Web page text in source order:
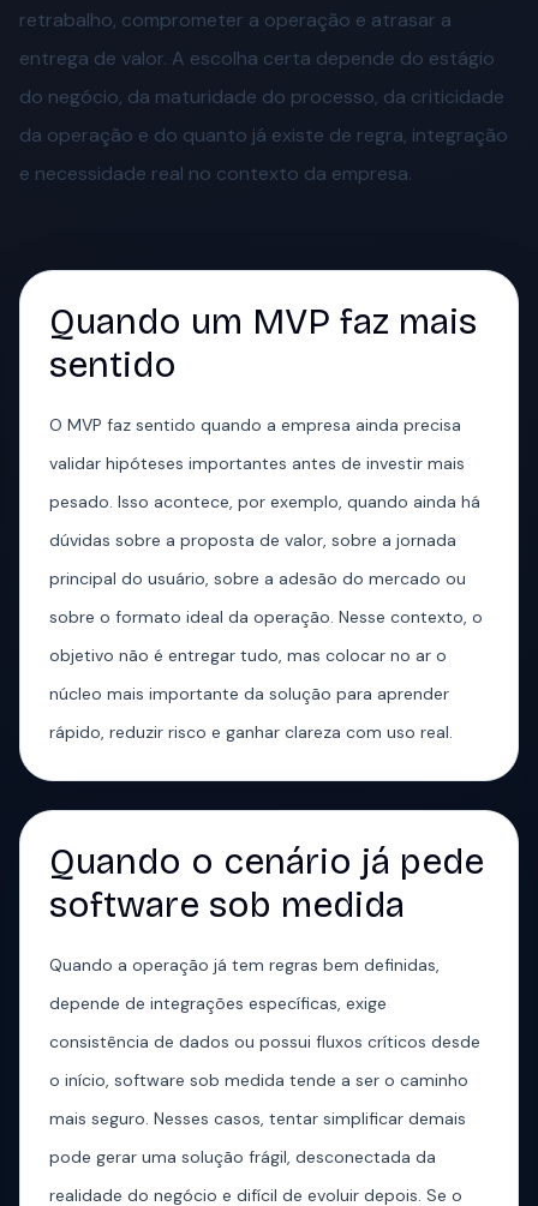
retrabalho, comprometer a operação e atrasar a
entrega de valor. A escolha certa depende do estágio
do negócio, da maturidade do processo, da criticidade
da operação e do quanto já existe de regra, integração
e necessidade real no contexto da empresa.
Quando um MVP faz mais
sentido
O MVP faz sentido quando a empresa ainda precisa
validar hipóteses importantes antes de investir mais
pesado. Isso acontece, por exemplo, quando ainda há
dúvidas sobre a proposta de valor, sobre a jornada
principal do usuário, sobre a adesão do mercado ou
sobre o formato ideal da operação. Nesse contexto, o
objetivo não é entregar tudo, mas colocar no ar o
núcleo mais importante da solução para aprender
rápido, reduzir risco e ganhar clareza com uso real.
Quando o cenário já pede
software sob medida
Quando a operação já tem regras bem definidas,
depende de integrações específicas, exige
consistência de dados ou possui fluxos críticos desde
o início, software sob medida tende a ser o caminho
mais seguro. Nesses casos, tentar simplificar demais
pode gerar uma solução frágil, desconectada da
realidade do negócio e difícil de evoluir depois. Se o